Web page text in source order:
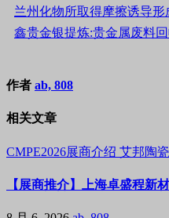
兰州化物所取得摩擦诱导形
鑫贵金银提炼:贵金属废料
作者 ab, 808
相关文章
CMPE2026展商介绍 艾邦陶
【展商推介】上海卓盛程新